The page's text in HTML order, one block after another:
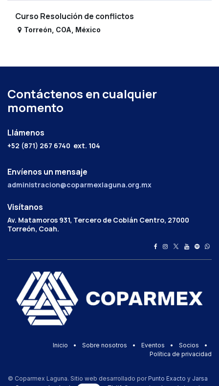
Curso Resolución de conflictos
Torreón COA México
Contáctenos en cualquier
momento
Llámenos
+52 (871) 267 6740 ext. 104
Envíenos un mensaje
administracion@coparmexlaguna.org.mx
Visítanos
Av. Matamoros 931, Tercero de Cobián Centro, 27000
Torreón, Coah.
Inicio • Sobre nosotros • Eventos • Socios
•
Política de privacidad
© Coparmex Laguna. Sitio web desarrollado por Punto Exacto y Jarsa